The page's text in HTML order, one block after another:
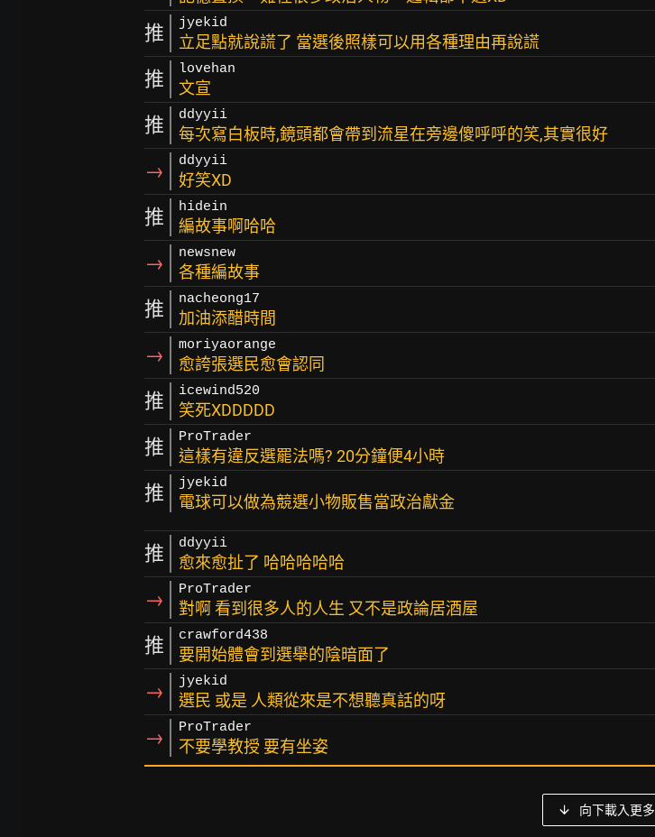
推 jyekid
立足點就說謊了 當選後照樣可以用各種理由再說謊
推 lovehan
文宣
推 ddyyii
每次寫白板時,鏡頭都會帶到流星在旁邊傻呼呼的笑,其實很好
→ ddyyii
好笑XD
推 hidein
編故事啊哈哈
→ newsnew
各種編故事
推 nacheong17
加油添醋時間
→ moriyaorange
愈誇張選民愈會認同
推 icewind520
笑死XDDDDD
推 ProTrader
這樣有違反選罷法嗎? 20分鐘便4小時
推 jyekid
電球可以做為競選小物販售當政治獻金
推 ddyyii
愈來愈扯了 哈哈哈哈哈
→ ProTrader
對啊 看到很多人的人生 又不是政論居酒屋
推 crawford438
要開始體會到選舉的陰暗面了
→ jyekid
選民 或是 人類從來是不想聽真話的呀
→ ProTrader
不要學教授 要有坐姿
向下載入更多